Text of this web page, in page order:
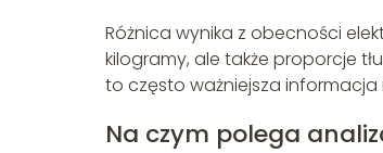
Różnica wynika z obecności
kilogramy, ale także proporcje
to często ważniejsza
Na czym polega